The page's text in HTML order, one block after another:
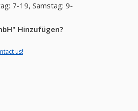
7-19, Samstag: 9-
Hinzufügen?
us!